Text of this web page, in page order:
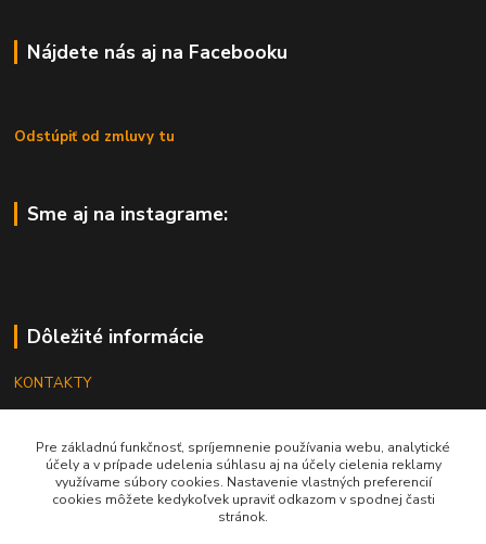
Nájdete nás aj na Facebooku
Odstúpiť od zmluvy tu
Sme aj na instagrame:
Dôležité informácie
KONTAKTY
REKLAMÁCIE
KATALÓGY
Pre základnú funkčnosť, spríjemnenie používania webu, analytické
účely a v prípade udelenia súhlasu aj na účely cielenia reklamy
využívame súbory cookies. Nastavenie vlastných preferencií
cookies môžete kedykoľvek upraviť odkazom v spodnej časti
stránok.